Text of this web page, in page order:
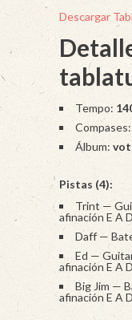
Descargar
Tempo:
Compases:
Álbum:
Pistas (4):
Trint —
afinación E A
Daff —
Ed —
afinación E A
Big Jim —
afinación E A